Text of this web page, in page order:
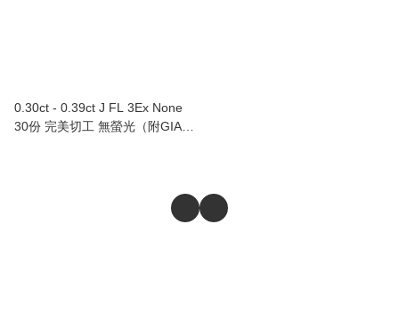
0.30ct - 0.39ct J FL 3Ex None
30份 完美切工 無螢光（附GIA證